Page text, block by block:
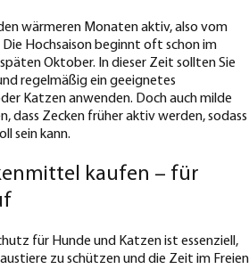
wärmeren Monaten aktiv, also vom
Die Hochsaison beginnt oft schon im
Oktober. In dieser Zeit sollten Sie
regelmäßig ein geeignetes
Katzen anwenden. Doch auch milde
dass Zecken früher aktiv werden, sodass
sein kann.
kaufen – für
für Hunde und Katzen ist essenziell,
zu schützen und die Zeit im Freien